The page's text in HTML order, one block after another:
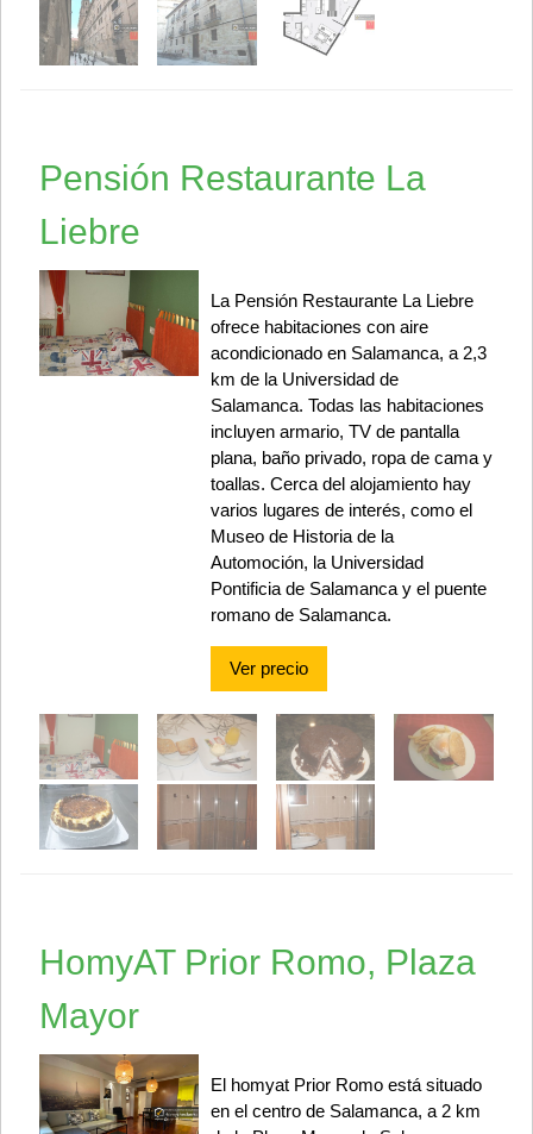
Pensión Restaurante La
Liebre
La Pensión Restaurante La Liebre
ofrece habitaciones con aire
acondicionado en Salamanca, a 2,3
km de la Universidad de
Salamanca. Todas las habitaciones
incluyen armario, TV de pantalla
plana, baño privado, ropa de cama y
toallas. Cerca del alojamiento hay
varios lugares de interés, como el
Museo de Historia de la
Automoción, la Universidad
Pontificia de Salamanca y el puente
romano de Salamanca.
Ver precio
HomyAT Prior Romo, Plaza
Mayor
El homyat Prior Romo está situado
en el centro de Salamanca, a 2 km